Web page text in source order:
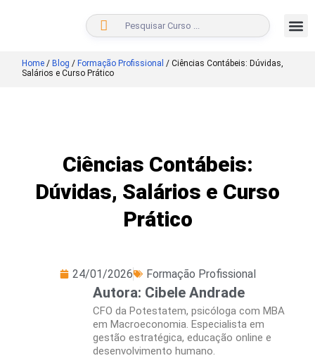
BUSCAR
Home / Blog / Formação Profissional / Ciências Contábeis: Dúvidas,
Salários e Curso Prático
Ciências Contábeis:
Dúvidas, Salários e Curso
Prático
24/01/2026 Formação Profissional
Autora: Cibele Andrade
CFO da Potestatem, psicóloga com MBA
em Macroeconomia. Especialista em
gestão estratégica, educação online e
desenvolvimento humano.